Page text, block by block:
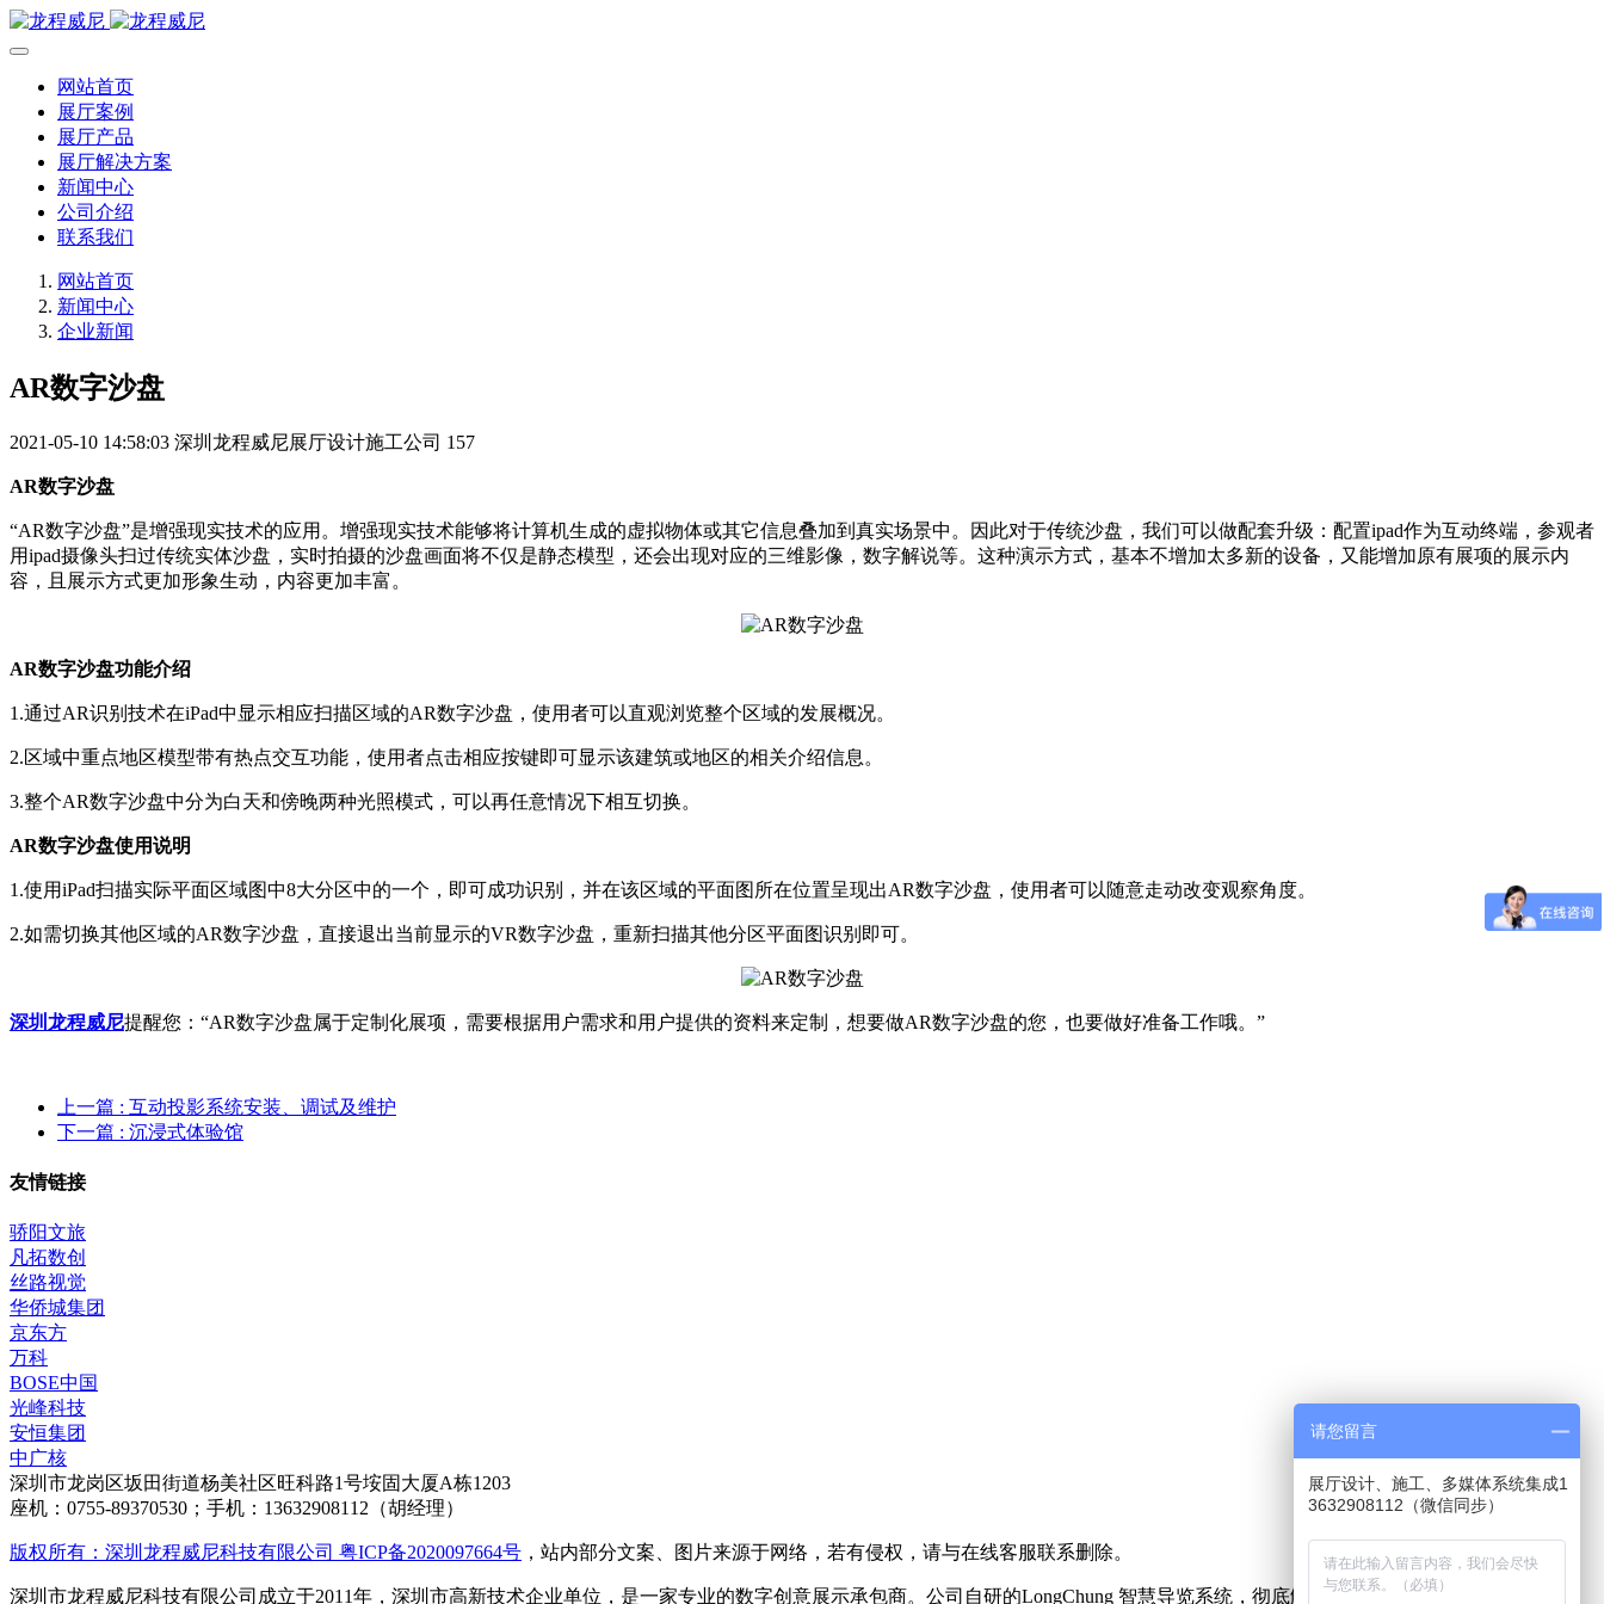
网站首页
展厅案例
展厅产品
展厅解决方案
新闻中心
公司介绍
联系我们
网站首页
新闻中心
企业新闻
AR数字沙盘
2021-05-10 14:58:03 深圳龙程威尼展厅设计施工公司 157
AR数字沙盘
“AR数字沙盘”是增强现实技术的应用。增强现实技术能够将计算机生成的虚拟物体或其它信息叠加到真实场景中。因此对于传统沙盘，我们可以做配套升级：配置ipad作为互动终端，参观者
用ipad摄像头扫过传统实体沙盘，实时拍摄的沙盘画面将不仅是静态模型，还会出现对应的三维影像，数字解说等。这种演示方式，基本不增加太多新的设备，又能增加原有展项的展示内
容，且展示方式更加形象生动，内容更加丰富。
AR数字沙盘功能介绍
1.通过AR识别技术在iPad中显示相应扫描区域的AR数字沙盘，使用者可以直观浏览整个区域的发展概况。
2.区域中重点地区模型带有热点交互功能，使用者点击相应按键即可显示该建筑或地区的相关介绍信息。
3.整个AR数字沙盘中分为白天和傍晚两种光照模式，可以再任意情况下相互切换。
AR数字沙盘使用说明
1.使用iPad扫描实际平面区域图中8大分区中的一个，即可成功识别，并在该区域的平面图所在位置呈现出AR数字沙盘，使用者可以随意走动改变观察角度。
2.如需切换其他区域的AR数字沙盘，直接退出当前显示的VR数字沙盘，重新扫描其他分区平面图识别即可。
深圳龙程威尼提醒您：“AR数字沙盘属于定制化展项，需要根据用户需求和用户提供的资料来定制，想要做AR数字沙盘的您，也要做好准备工作哦。”
上一篇 : 互动投影系统安装、调试及维护
下一篇 : 沉浸式体验馆
友情链接
骄阳文旅
凡拓数创
丝路视觉
华侨城集团
京东方
万科
BOSE中国
光峰科技
安恒集团
中广核
深圳市龙岗区坂田街道杨美社区旺科路1号垵固大厦A栋1203
座机：0755-89370530；手机：13632908112（胡经理）
版权所有：深圳龙程威尼科技有限公司 粤ICP备2020097664号 ，站内部分文案、图片来源于网络，若有侵权，请与在线客服联系删除。
深圳市龙程威尼科技有限公司成立于2011年，深圳市高新技术企业单位，是一家专业的数字创意展示承包商。公司自研的LongChung 智慧导览系统，彻底解决了传统所有导览系统无法克服
请您留言
展厅设计、施工、多媒体系统集成1
3632908112（微信同步）